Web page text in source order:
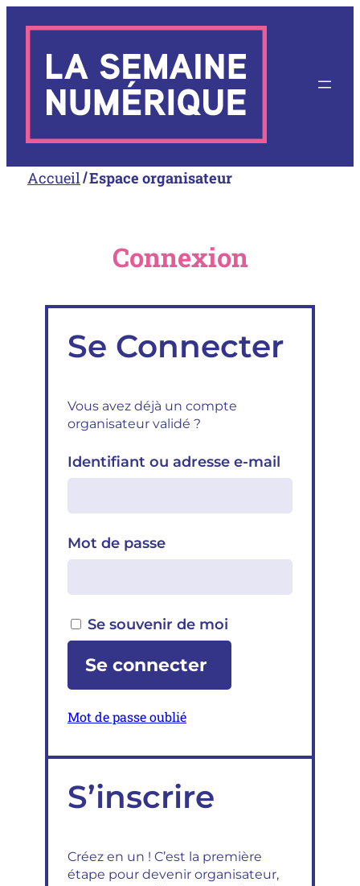
contenu
Accueil Espace organisateur
Connexion
Se Connecter
Vous avez déjà un compte
organisateur validé ?
Identifiant ou adresse e-mail
Mot de passe
Se souvenir de moi
Mot de passe oublié
S’inscrire
Créez en un ! C’est la première
étape pour devenir organisateur,